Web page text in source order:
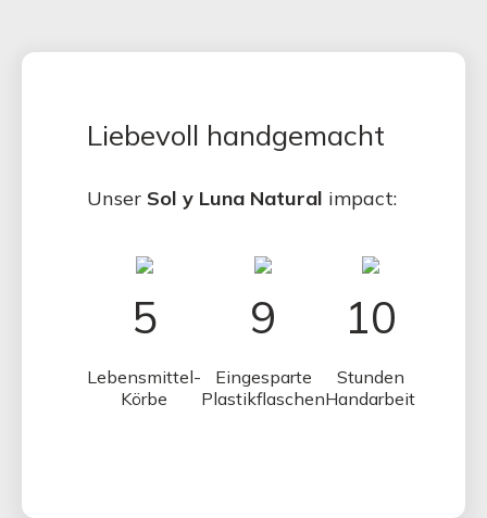
Liebevoll handgemacht
Unser Sol y Luna Natural impact:
5
Lebensmittel-
Körbe
9
Eingesparte
Plastikflaschen
10
Stunden
Handarbeit